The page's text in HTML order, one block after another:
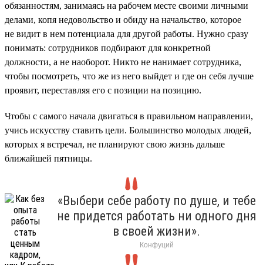
обязанностям, занимаясь на рабочем месте своими личными
делами, копя недовольство и обиду на начальство, которое
не видит в нем потенциала для другой работы. Нужно сразу
понимать: сотрудников подбирают для конкретной
должности, а не наоборот. Никто не нанимает сотрудника,
чтобы посмотреть, что же из него выйдет и где он себя лучше
проявит, переставляя его с позиции на позицию.
Чтобы с самого начала двигаться в правильном направлении,
учись искусству ставить цели. Большинство молодых людей,
которых я встречал, не планируют свою жизнь дальше
ближайшей пятницы.
«Выбери себе работу по душе, и тебе
не придется работать ни одного дня
в своей жизни».
Конфуций